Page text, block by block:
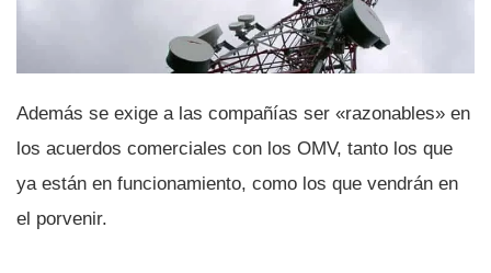
Además se exige a las compañí­as ser «razonables» en
los acuerdos comerciales con los OMV, tanto los que
ya están en funcionamiento, como los que vendrán en
el porvenir.